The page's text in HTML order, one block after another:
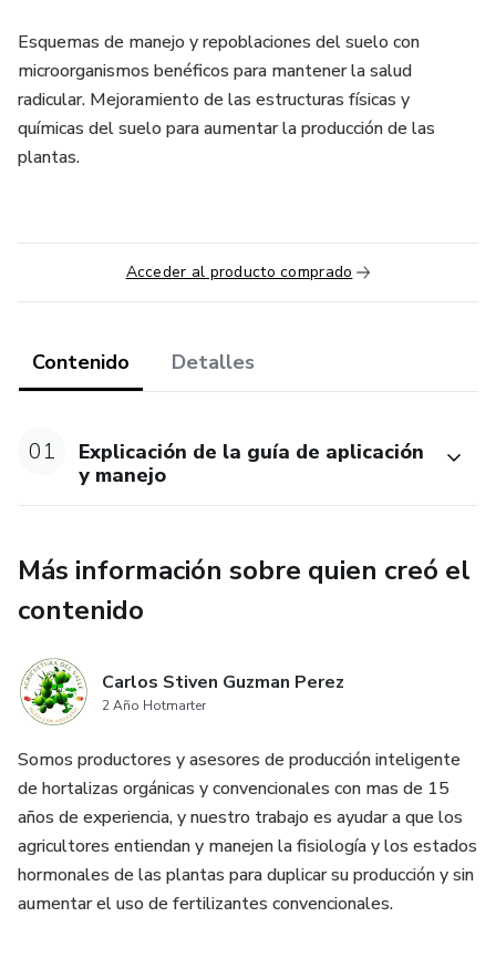
Esquemas de manejo y repoblaciones del suelo con
microorganismos benéficos para mantener la salud
radicular. Mejoramiento de las estructuras físicas y
químicas del suelo para aumentar la producción de las
plantas.
Acceder al producto comprado
Contenido Detalles
01
Explicación de la guía de aplicación
y manejo
Más información sobre quien creó el
contenido
Carlos Stiven Guzman Perez
2 Año Hotmarter
Somos productores y asesores de producción inteligente
de hortalizas orgánicas y convencionales con mas de 15
años de experiencia, y nuestro trabajo es ayudar a que los
agricultores entiendan y manejen la fisiología y los estados
hormonales de las plantas para duplicar su producción y sin
aumentar el uso de fertilizantes convencionales.